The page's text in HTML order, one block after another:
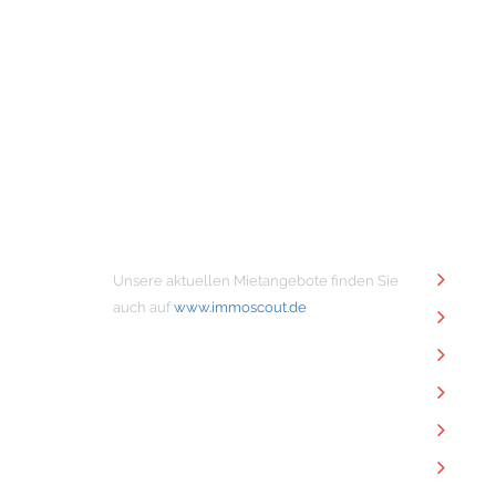
Unsere aktuellen Mietangebote finden Sie
auch auf www.immoscout.de